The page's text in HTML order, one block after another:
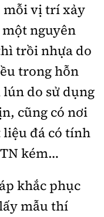
mỗi vị trí xảy
nguyên
trồi nhựa do
trong hỗn
do sử dụng
cũng có nơi
đá có tính
kém…
khắc phục
mẫu thí